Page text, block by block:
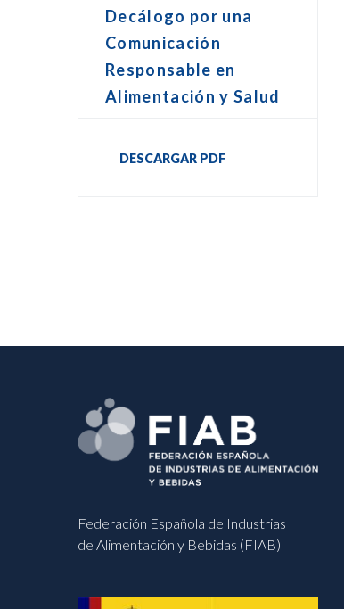
Decálogo por una
Comunicación
Responsable en
Alimentación y Salud
DESCARGAR PDF
Federación Española de Industrias
de Alimentación y Bebidas (FIAB)